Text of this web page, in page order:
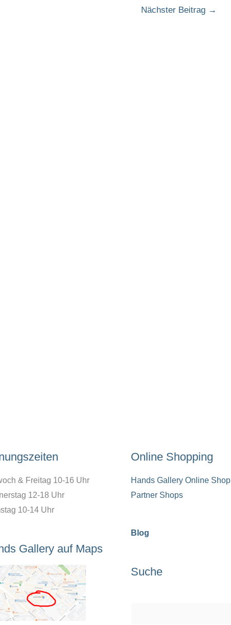
Nächster Beitrag →
& Freitag 10-16 Uhr
12-18 Uhr
10-14 Uhr
Gallery auf Maps
Online Shopping
Hands Gallery Online Shop
Partner Shops
Blog
Suche